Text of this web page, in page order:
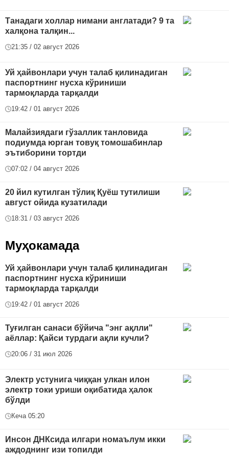
Танадаги холлар нимани англатади? 9 та
халқона талқин...
21:35 / 02 август 2026
Уй ҳайвонлари учун талаб қилинадиган
паспортнинг нусха кўриниши
тармоқларда тарқалди
19:42 / 01 август 2026
Малайзиядаги гўзаллик танловида
подиумда юрган товуқ томошабинлар
эътиборини тортди
07:02 / 04 август 2026
20 йил кутилган тўлиқ Қуёш тутилиши
август ойида кузатилади
18:31 / 03 август 2026
Муҳокамада
Уй ҳайвонлари учун талаб қилинадиган
паспортнинг нусха кўриниши
тармоқларда тарқалди
19:42 / 01 август 2026
Туғилган санаси бўйича "энг ақлли"
аёллар: Қайси турдаги ақли кучли?
20:06 / 31 июл 2026
Электр устунига чиққан улкан илон
электр токи уриши оқибатида ҳалок
бўлди
Кеча 05:20
Инсон ДНКсида илгари номаълум икки
аждоднинг изи топилди